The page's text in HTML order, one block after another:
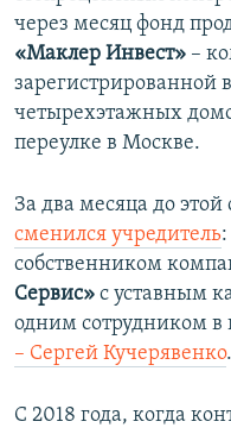
через месяц фонд
«Маклер Инвест» –
зарегистрированной
четырехэтажных
переулке в Москве.
За два месяца до
сменился учредитель
собственником
Сервис» с уставным
одним сотрудником в
– Сергей Кучерявенко.
С 2018 года, когда